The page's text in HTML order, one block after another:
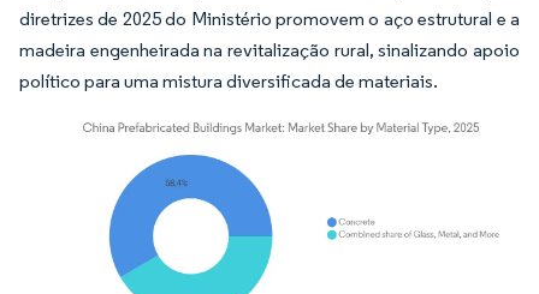
diretrizes de 2025 do Ministério promovem o aço estrutural e a
madeira engenheirada na revitalização rural, sinalizando apoio
político para uma mistura diversificada de materiais.